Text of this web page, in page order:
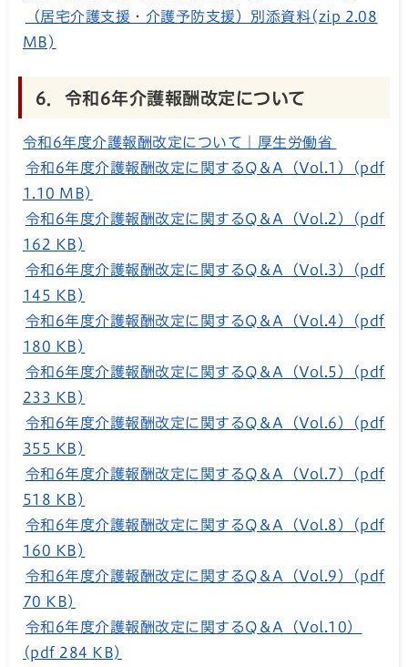
（居宅介護支援・介護予防支援）別添資料(zip 2.08
MB)
6．令和6年介護報酬改定について
令和6年度介護報酬改定について｜厚生労働省
令和6年度介護報酬改定に関するQ＆A（Vol.1）(pdf
1.10 MB)
令和6年度介護報酬改定に関するQ＆A（Vol.2）(pdf
162 KB)
令和6年度介護報酬改定に関するQ＆A（Vol.3）(pdf
145 KB)
令和6年度介護報酬改定に関するQ＆A（Vol.4）(pdf
180 KB)
令和6年度介護報酬改定に関するQ＆A（Vol.5）(pdf
233 KB)
令和6年度介護報酬改定に関するQ＆A（Vol.6）(pdf
355 KB)
令和6年度介護報酬改定に関するQ＆A（Vol.7）(pdf
518 KB)
令和6年度介護報酬改定に関するQ＆A（Vol.8）(pdf
160 KB)
令和6年度介護報酬改定に関するQ＆A（Vol.9）(pdf
70 KB)
令和6年度介護報酬改定に関するQ＆A（Vol.10）
(pdf 284 KB)